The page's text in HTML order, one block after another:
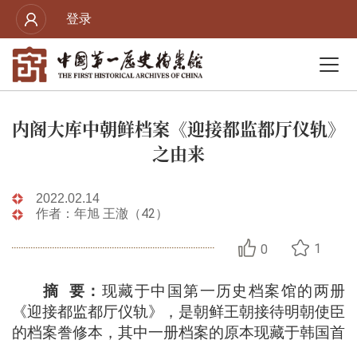
登录
内阁大库中朝鲜档案《迎接都监都厅仪轨》
之由来
2022.02.14
作者：年旭 王澈（42）
0 1
摘 要： 现藏于中国第一历史档案馆的两册
《迎接都监都厅仪轨》，是朝鲜王朝接待明朝使臣
的档案誊修本，其中一册档案的原本现藏于韩国首